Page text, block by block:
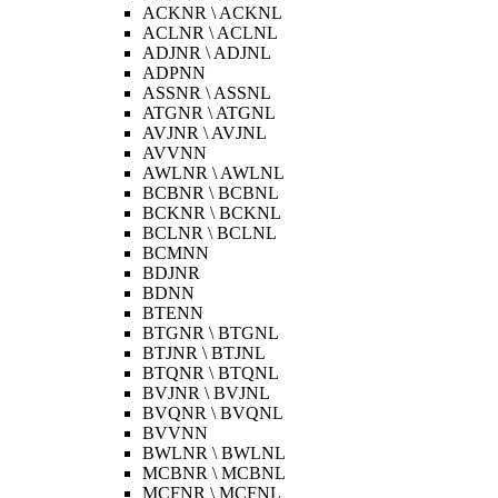
ACKNR \ ACKNL
ACLNR \ ACLNL
ADJNR \ ADJNL
ADPNN
ASSNR \ ASSNL
ATGNR \ ATGNL
AVJNR \ AVJNL
AVVNN
AWLNR \ AWLNL
BCBNR \ BCBNL
BCKNR \ BCKNL
BCLNR \ BCLNL
BCMNN
BDJNR
BDNN
BTENN
BTGNR \ BTGNL
BTJNR \ BTJNL
BTQNR \ BTQNL
BVJNR \ BVJNL
BVQNR \ BVQNL
BVVNN
BWLNR \ BWLNL
MCBNR \ MCBNL
MCFNR \ MCFNL